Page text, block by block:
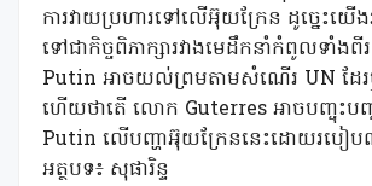
ការវាយប្រហារទៅលើអ៊ុយក្រែន ដូច្នេះយើង
ទៅជាកិច្ចពិភាក្សារវាងមេដឹកនាំកំពូលទាំង
Putin អាចយល់ព្រមតាមសំណើរ UN ដែរ
ហើយថាតើ លោក Guterres អាចបញ្ចុះ
Putin លើបញ្ហាអ៊ុយក្រែននេះដោយរបៀ
អត្ថបទ៖ សុផារិន្ទ